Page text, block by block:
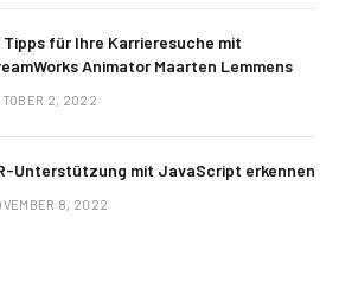
Tipps für Ihre Karrieresuche mit
Animator Maarten Lemmens
2, 2022
Unterstützung mit JavaScript erkennen
8, 2022